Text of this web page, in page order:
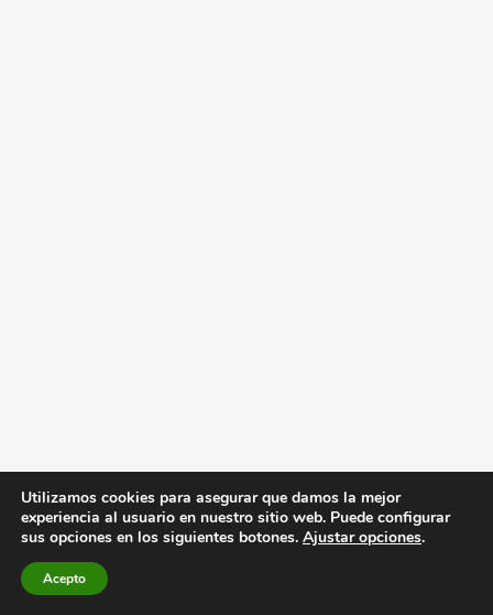
Utilizamos cookies para asegurar que damos la mejor
experiencia al usuario en nuestro sitio web. Puede configurar
sus opciones en los siguientes botones. Ajustar opciones.
Acepto